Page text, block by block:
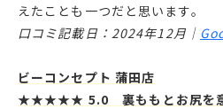
えたことも一つだと思います。
口コミ記載日：2024年12月｜
ビーコンセプト 蒲田店
★★★★★ 5.0 裏ももとお尻を意